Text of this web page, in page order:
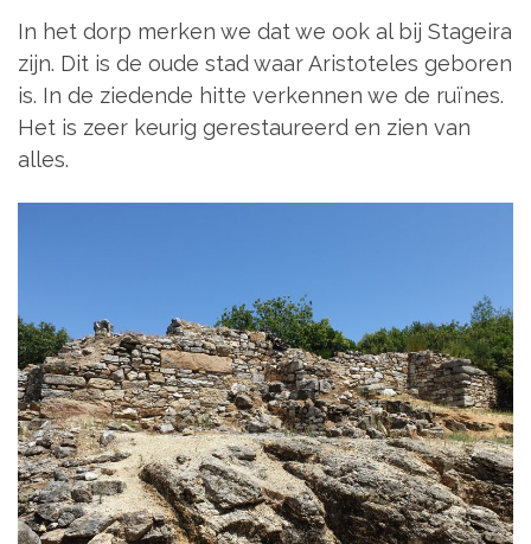
In het dorp merken we dat we ook al bij Stageira
zijn. Dit is de oude stad waar Aristoteles geboren
is. In de ziedende hitte verkennen we de ruïnes.
Het is zeer keurig gerestaureerd en zien van
alles.